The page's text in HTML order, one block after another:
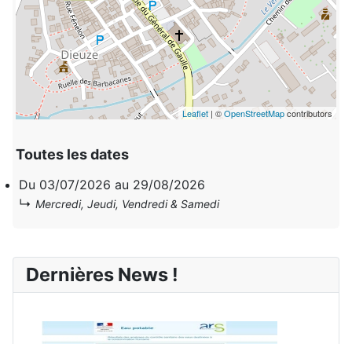
Leaflet| ©OpenStreetMapcontributors
Toutes les dates
Du 03/07/2026 au 29/08/2026
↳Mercredi, Jeudi, Vendredi & Samedi
Dernières News !